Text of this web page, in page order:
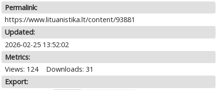
Permalink:
https://www.lituanistika.lt/content/93881
Updated:
2026-02-25 13:52:02
Metrics:
Views: 124
Downloads: 31
Export: